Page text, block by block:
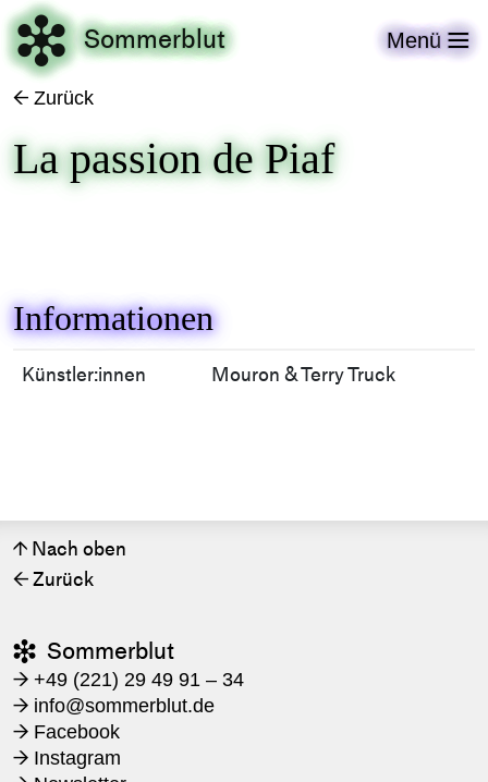
 Sommerblut Menü 
← Zurück
La passion de Piaf
Informationen
Künstler:innen Mouron & Terry Truck
↑ Nach oben
← Zurück
 Sommerblut
→ +49 (221) 29 49 91 – 34
→ ​info@sommerblut.de
→ Facebook
→ Instagram